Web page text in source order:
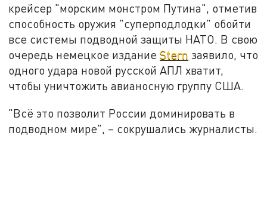
крейсер "морским монстром Путина", отметив
способность оружия "суперподлодки" обойти
все системы подводной защиты НАТО. В свою
очередь немецкое изданиеStern заявило, что
одного удара новой русской АПЛ хватит,
чтобы уничтожить авианосную группу США.
"Всё это позволит России доминировать в
подводном мире", – сокрушались журналисты.